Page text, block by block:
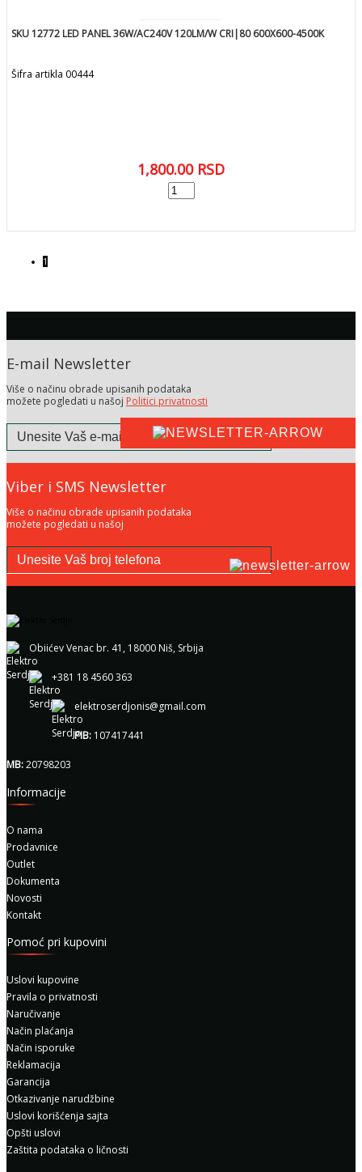
SKU 12772 LED PANEL 36W/AC240V 120LM/W CRI|80 600X600-4500K
Šifra artikla 00444
1,800.00 RSD
1
E-mail Newsletter
Više o načinu obrade upisanih podataka
možete pogledati u našoj Politici privatnosti
Viber i SMS Newsletter
Više o načinu obrade upisanih podataka
možete pogledati u našoj
Obiićev Venac br. 41, 18000 Niš, Srbija
+381 18 4560 363
elektroserdjonis@gmail.com
PIB: 107417441
MB:20798203
Informacije
O nama
Prodavnice
Outlet
Dokumenta
Novosti
Kontakt
Pomoć pri kupovini
Uslovi kupovine
Pravila o privatnosti
Naručivanje
Način plaćanja
Način isporuke
Reklamacija
Garancija
Otkazivanje narudžbine
Uslovi korišćenja sajta
Opšti uslovi
Zaštita podataka o ličnosti